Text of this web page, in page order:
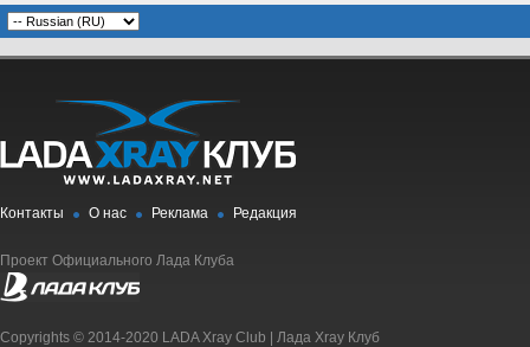
Контакты О нас Реклама Редакция
Проект Официального Лада Клуба
Copyrights © 2014-2020 LADA Xray Club | Лада Xray Клуб